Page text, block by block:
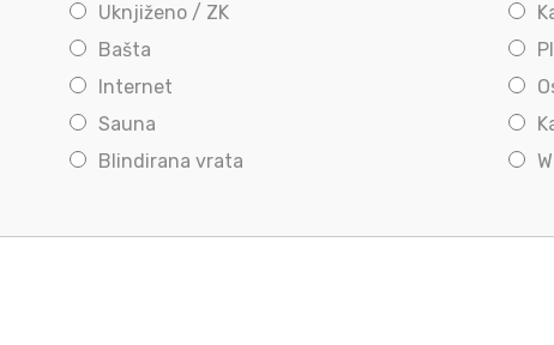
Uknjiženo / ZK
Bašta
Internet
Sauna
Blindirana vrata